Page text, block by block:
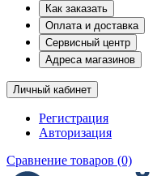
Как заказать
Оплата и доставка
Сервисный центр
Адреса магазинов
Личный кабинет
Регистрация
Авторизация
Сравнение товаров (0)